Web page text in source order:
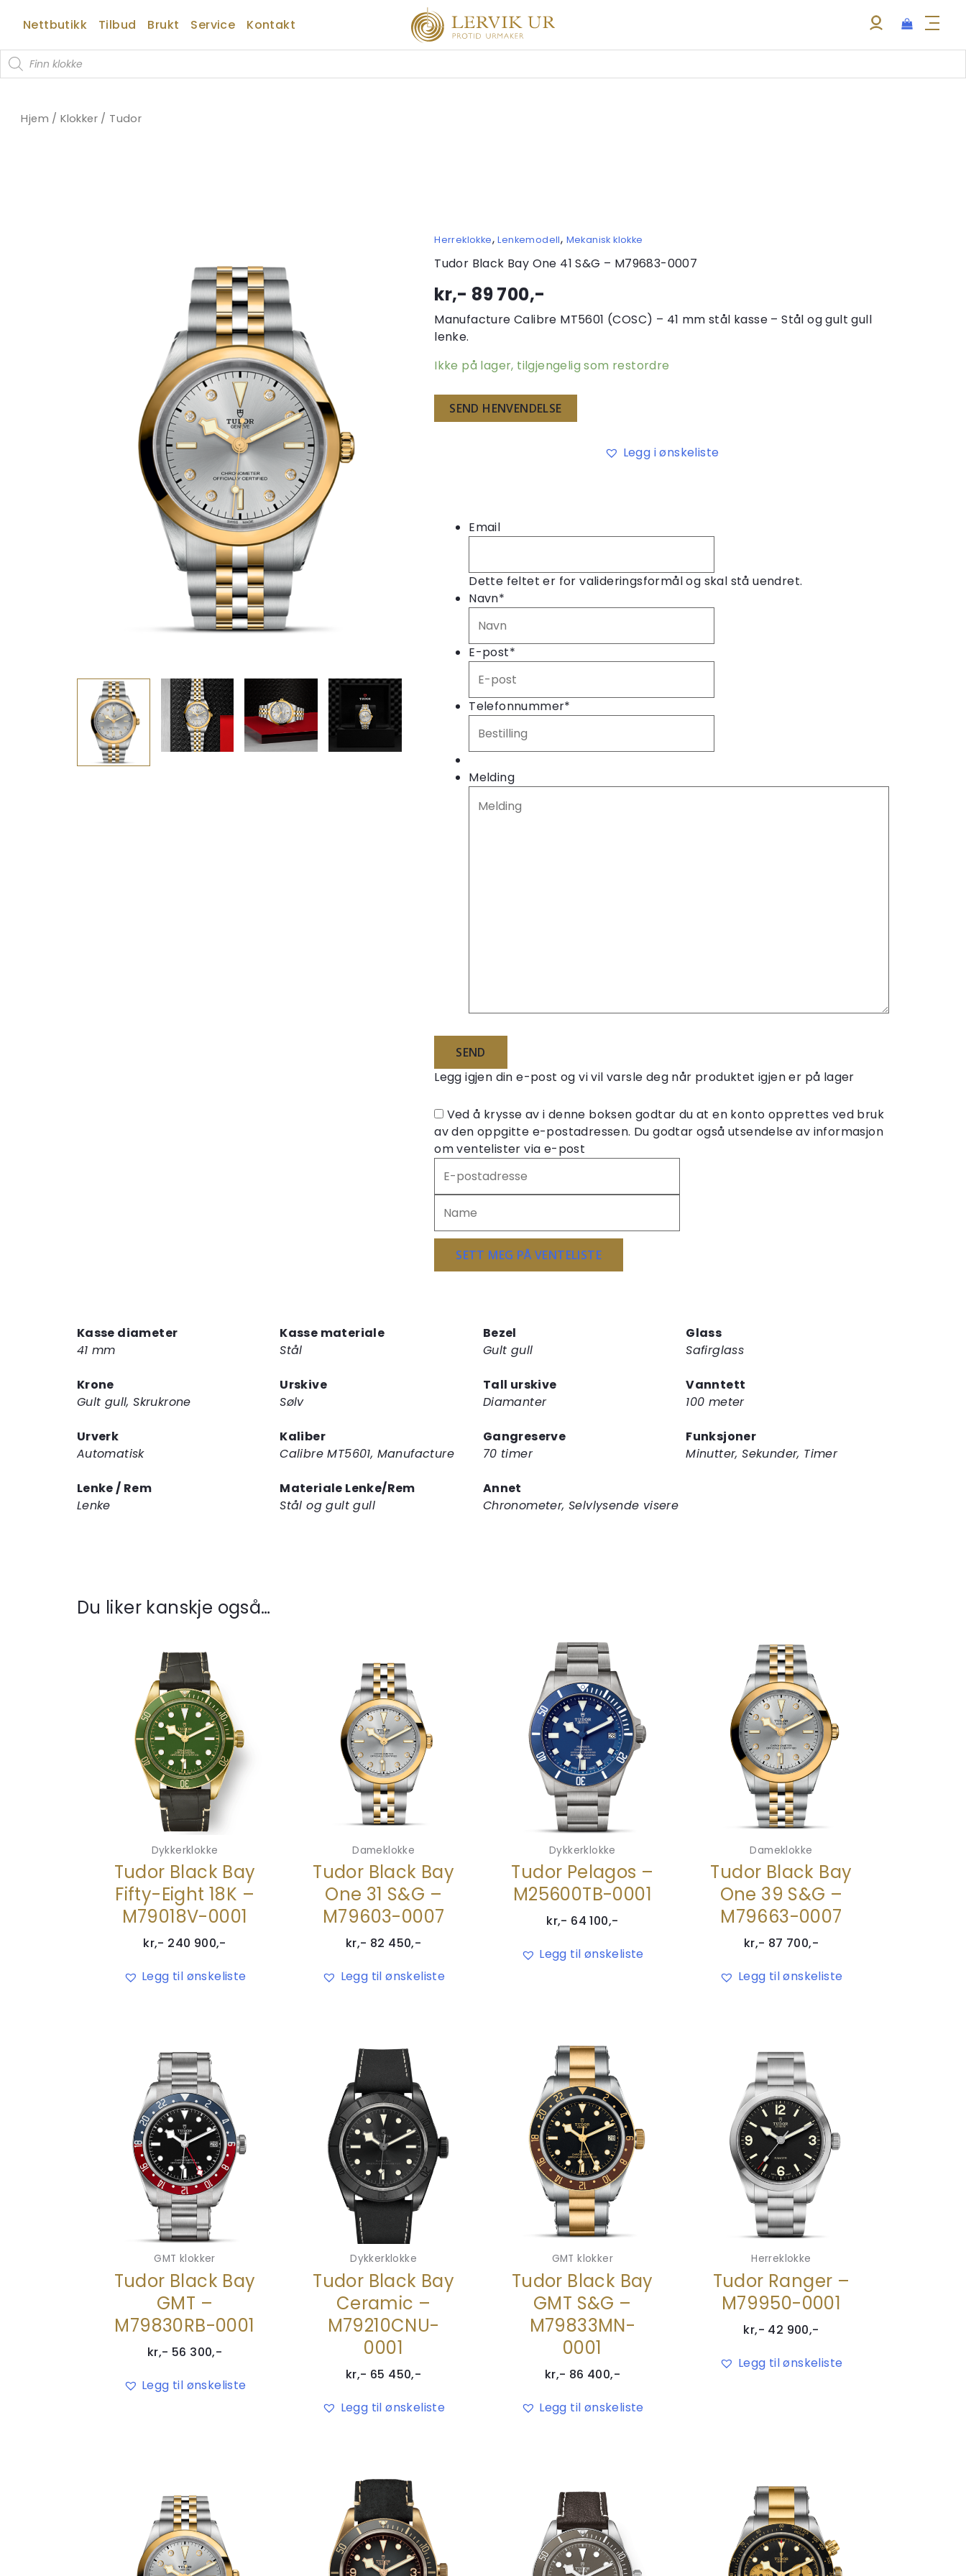
innholdet
Nettbutikk Tilbud Brukt Service
Kontakt
Products
search
Hjem /Klokker / Tudor
Herreklokke,Lenkemodell, Mekanisk klokke
Tudor Black Bay One 41 S&G – M79683-0007
kr,- 89 700,-
Manufacture Calibre MT5601 (COSC) – 41 mm stål kasse – Stål og gult gull
lenke.
Ikke på lager, tilgjengelig som restordre
SEND HENVENDELSE
Legg i ønskeliste
Email
Dette feltet er for valideringsformål og skal stå uendret.
Navn*
E-post*
Telefonnummer*
Melding
Legg igjen din e-post og vi vil varsle deg når produktet igjen er på lager
Ved å krysse av i denne boksen godtar du at en konto opprettes ved bruk
av den oppgitte e-postadressen. Du godtar også utsendelse av informasjon
om ventelister via e-post
inn
e-
postadressen
din
å
ventelisten
produktet
SETT MEG PÅ VENTELISTE
Kasse diameter
41 mm
Kasse materiale
Stål
Bezel
Gult gull
Glass
Safirglass
Krone
Gult gull, Skrukrone
Urskive
Sølv
Tall urskive
Diamanter
Vanntett
100 meter
Urverk
Automatisk
Kaliber
Calibre MT5601, Manufacture
Gangreserve
70 timer
Funksjoner
Minutter, Sekunder, Timer
Lenke / Rem
Lenke
Materiale Lenke/Rem
Stål og gult gull
Annet
Chronometer, Selvlysende visere
Du liker kanskje også…
Dykkerklokke
Tudor Black Bay
Fifty-Eight 18K –
M79018V-0001
kr,- 240 900,-
Legg til ønskeliste
Dameklokke
Tudor Black Bay
One 31 S&G –
M79603-0007
kr,- 82 450,-
Legg til ønskeliste
Dykkerklokke
Tudor Pelagos –
M25600TB-0001
kr,- 64 100,-
Legg til ønskeliste
Dameklokke
Tudor Black Bay
One 39 S&G –
M79663-0007
kr,- 87 700,-
Legg til ønskeliste
GMT klokker
Tudor Black Bay
GMT –
M79830RB-0001
kr,- 56 300,-
Legg til ønskeliste
Dykkerklokke
Tudor Black Bay
Ceramic –
M79210CNU-
0001
kr,- 65 450,-
Legg til ønskeliste
GMT klokker
Tudor Black Bay
GMT S&G –
M79833MN-
0001
kr,- 86 400,-
Legg til ønskeliste
Herreklokke
Tudor Ranger –
M79950-0001
kr,- 42 900,-
Legg til ønskeliste